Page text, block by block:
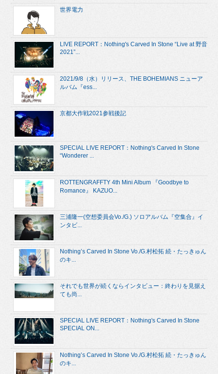
世界電力
LIVE REPORT：Nothing's Carved In Stone “Live at 野音
2021”...
2021/9/8（水）リリース、THE BOHEMIANS ニューア
ルバム『ess...
京都大作戦2021参戦後記
SPECIAL LIVE REPORT：Nothing's Carved In Stone
“Wonderer ...
ROTTENGRAFFTY 4th Mini Album 『Goodbye to
Romance』 KAZUO...
三浦隆一(空想委員会Vo./G.) ソロアルバム『空集合』イ
ンタビ...
Nothing’s Carved In Stone Vo./G.村松拓 続・たっきゅん
のキ...
それでも世界が続くならインタビュー：終わりを見据え
ても尚...
SPECIAL LIVE REPORT：Nothing's Carved In Stone
SPECIAL ON...
Nothing’s Carved In Stone Vo./G.村松拓 続・たっきゅん
のキ...